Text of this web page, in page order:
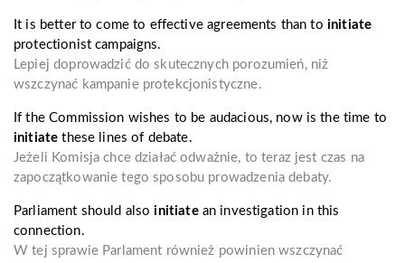
It is better to come to effective agreements than to initiate
protectionist campaigns.
Lepiej doprowadzić do skutecznych porozumień, niż
wszczynać kampanie protekcjonistyczne.
If the Commission wishes to be audacious, now is the time to
initiate these lines of debate.
Jeżeli Komisja chce działać odważnie, to teraz jest czas na
zapoczątkowanie tego sposobu prowadzenia debaty.
Parliament should alsoinitiatean investigation in this
connection.
W tej sprawie Parlament również powinien wszczynać